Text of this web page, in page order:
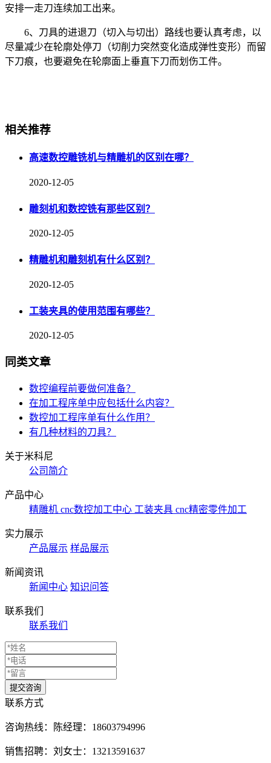
安排一走刀连续加工出来。
6、刀具的进退刀（切入与切出）路线也要认真考虑，以
尽量减少在轮廓处停刀（切削力突然变化造成弹性变形）而留
下刀痕，也要避免在轮廓面上垂直下刀而划伤工件。
相关推荐
高速数控雕铣机与精雕机的区别在哪？
2020-12-05
雕刻机和数控铣有那些区别？
2020-12-05
精雕机和雕刻机有什么区别？
2020-12-05
工装夹具的使用范围有哪些？
2020-12-05
同类文章
数控编程前要做何准备？
在加工程序单中应包括什么内容？
数控加工程序单有什么作用？
有几种材料的刀具？
关于米科尼
公司简介
产品中心
精雕机 cnc数控加工中心 工装夹具 cnc精密零件加工
实力展示
产品展示 样品展示
新闻资讯
新闻中心 知识问答
联系我们
联系我们
联系方式
咨询热线： 陈经理：18603794996
销售招聘：刘女士：13213591637